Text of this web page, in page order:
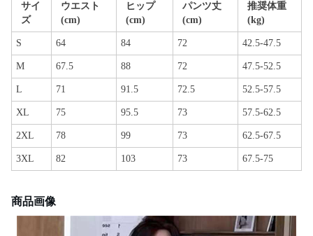
サイ
ズ
ウエスト
(cm)
ヒップ
(cm)
パンツ丈
(cm)
推奨体重
(kg)
S 64 84 72 42.5-47.5
M 67.5 88 72 47.5-52.5
L 71 91.5 72.5 52.5-57.5
XL 75 95.5 73 57.5-62.5
2XL 78 99 73 62.5-67.5
3XL 82 103 73 67.5-75
商品画像